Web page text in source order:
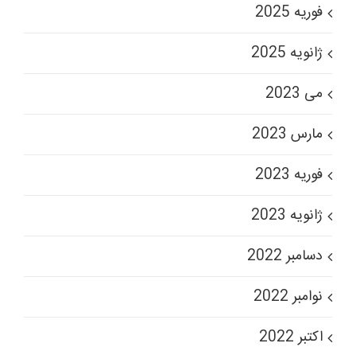
فوریه 2025
ژانویه 2025
می 2023
مارس 2023
فوریه 2023
ژانویه 2023
دسامبر 2022
نوامبر 2022
اکتبر 2022